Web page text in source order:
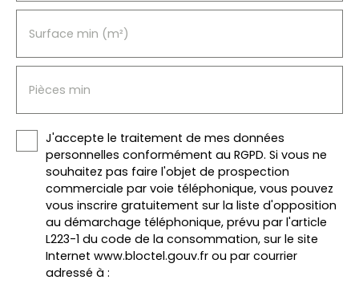
Surface min (m²)
Pièces min
J'accepte le traitement de mes données
personnelles conformément au RGPD. Si vous ne
souhaitez pas faire l'objet de prospection
commerciale par voie téléphonique, vous pouvez
vous inscrire gratuitement sur la liste d'opposition
au démarchage téléphonique, prévu par l'article
L223-1 du code de la consommation, sur le site
Internet www.bloctel.gouv.fr ou par courrier
adressé à :